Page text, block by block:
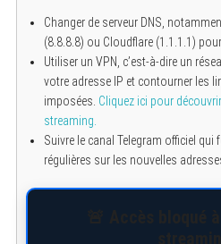
Changer de serveur DNS,
(8.8.8.8) ou Cloudflare (1.1.1.1)
Utiliser un VPN, c’est-à-dire un
votre adresse IP et contourner les
imposées. Cliquez ici pour
streaming.
Suivre le canal Telegram officiel
régulières sur les nouvelles